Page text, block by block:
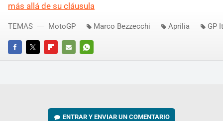
más allá de su cláusula
FACEBOOKTWITTERFLIPBOARD
E-
WHATSAPP
TEMAS MotoGP Marco Bezzecchi Aprilia GP
ENTRAR Y ENVIAR UN COMENTARIO